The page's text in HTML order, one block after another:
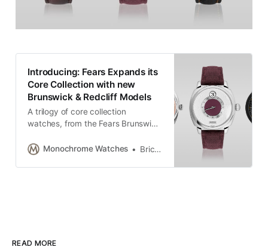
Introducing: Fears Expands its
Core Collection with new
Brunswick & Redcliff Models
A trilogy of core collection
watches, from the Fears Brunswick
nice details and textures.
Monochrome Watches Brice Goulard
READ MORE